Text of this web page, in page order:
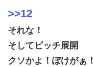
>>12
それな！
そしてビッチ展開
クソかよ！ぼけがぁ